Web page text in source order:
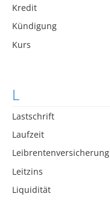
Kredit
Kündigung
Kurs
L
Lastschrift
Laufzeit
Leibrentenversicherung
Leitzins
Liquidität